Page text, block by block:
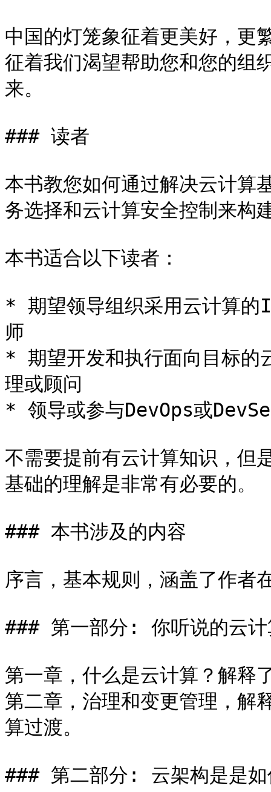
中国的灯笼象征着更美好，更
征着我们渴望帮助您和您的组
来。
### 读者
本书教您如何通过解决云计算
务选择和云计算安全控制来构
本书适合以下读者：
* 期望领导组织采用云计算的
师
* 期望开发和执行面向目标的
理或顾问
* 领导或参与DevOps或
不需要提前有云计算知识，但
基础的理解是非常有必要的。
### 本书涉及的内容
序言，基本规则，涵盖了作者
### 第一部分: 你听说的云计
第一章，什么是云计算？解释
第二章，治理和变更管理，解
算过渡。
### 第二部分: 云架构是是如